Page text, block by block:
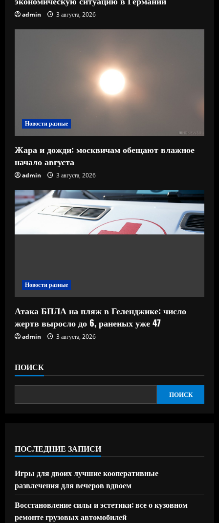
admin 3 августа, 2026
Новости разные
Жара и дожди: москвичам обещают влажное
начало августа
admin 3 августа, 2026
Новости разные
Атака БПЛА на пляж в Геленджике: число
жертв выросло до 6, раненых уже 47
admin 3 августа, 2026
ПОИСК
ПОИСК
ПОСЛЕДНИЕ ЗАПИСИ
Игры для двоих лучшие кооперативные
развлечения для вечеров вдвоем
Восстановление силы и эстетики: все о кузовном
ремонте грузовых автомобилей